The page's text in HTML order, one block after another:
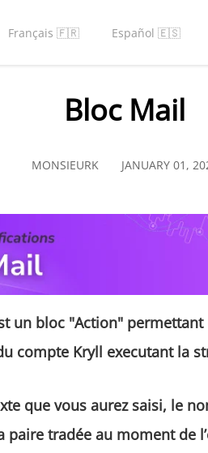
Français 🇫🇷 Español 🇪🇸
Bloc Mail
MONSIEURK JANUARY 01,
un bloc "Action" permettant
compte Kryll executant la
que vous aurez saisi, le
paire tradée au moment de